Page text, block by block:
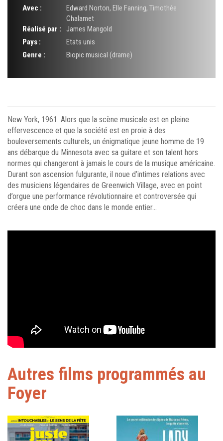
Avec :
Edward Norton, Elle Fanning, Timothée
Chalamet
Réalisé par :
James Mangold
Pays :
Etats unis
Genre :
Biopic musical (drame)
New York, 1961. Alors que la scène musicale est en pleine
effervescence et que la société est en proie à des
bouleversements culturels, un énigmatique jeune homme de 19
ans débarque du Minnesota avec sa guitare et son talent hors
normes qui changeront à jamais le cours de la musique américaine.
Durant son ascension fulgurante, il noue d’intimes relations avec
des musiciens légendaires de Greenwich Village, avec en point
d’orgue une performance révolutionnaire et controversée qui
créera une onde de choc dans le monde entier…
Autres films programmés au
Foyer